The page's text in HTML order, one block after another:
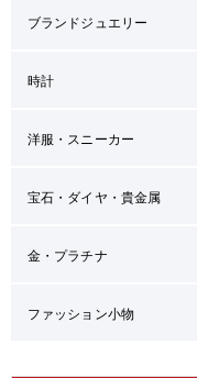
ブランドジュエリー
時計
洋服・スニーカー
宝石・ダイヤ・貴金属
金・プラチナ
ファッション小物